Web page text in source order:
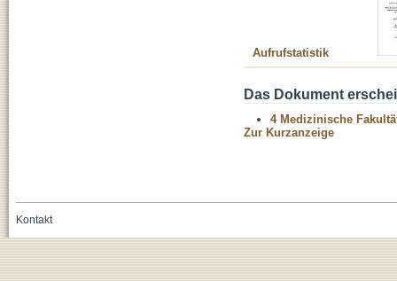
Aufrufstatistik
Das Dokument
4 Medizinische
Zur Kurzanzeige
Kontakt